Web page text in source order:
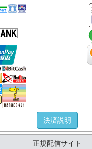
決済説明
正規配信サイト